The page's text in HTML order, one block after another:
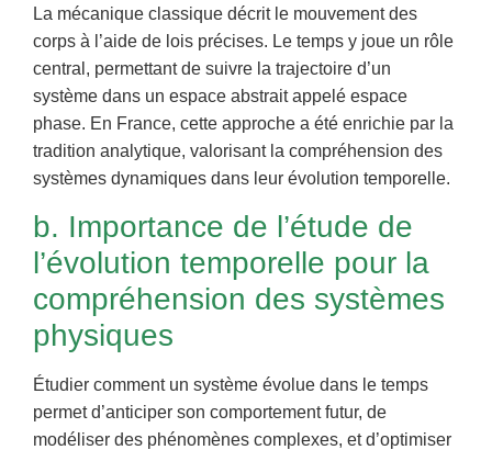
La mécanique classique décrit le mouvement des
corps à l’aide de lois précises. Le temps y joue un rôle
central, permettant de suivre la trajectoire d’un
système dans un espace abstrait appelé espace
phase. En France, cette approche a été enrichie par la
tradition analytique, valorisant la compréhension des
systèmes dynamiques dans leur évolution temporelle.
b. Importance de l’étude de
l’évolution temporelle pour la
compréhension des systèmes
physiques
Étudier comment un système évolue dans le temps
permet d’anticiper son comportement futur, de
modéliser des phénomènes complexes, et d’optimiser